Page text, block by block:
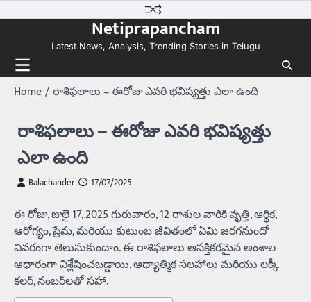
to
Netiprapancham
Latest News, Analysis, Trending Stories in Telugu
Home రాశిఫలాలు – ఈరోజు ఎవరి భవిష్యత్తు ఎలా ఉంది
రాశిఫలాలు – ఈరోజు ఎవరి భవిష్యత్తు
ఎలా ఉంది
Balachander 17/07/2025
ఈ రోజు, జులై 17, 2025 గురువారం, 12 రాశుల వారికి వృత్తి, ఆర్థిక,
ఆరోగ్యం, ప్రేమ, మరియు కుటుంబ జీవితంలో ఏమి జరగనుందో
వివరంగా తెలుసుకుందాం. ఈ రాశిఫలాలు ఆసక్తికరమైన అంశాల
ఆధారంగా విశ్లేషించబడ్డాయి, ఆధ్యాత్మిక సలహాలు మరియు లక్కీ
కలర్, నంబర్‌లతో సహా.